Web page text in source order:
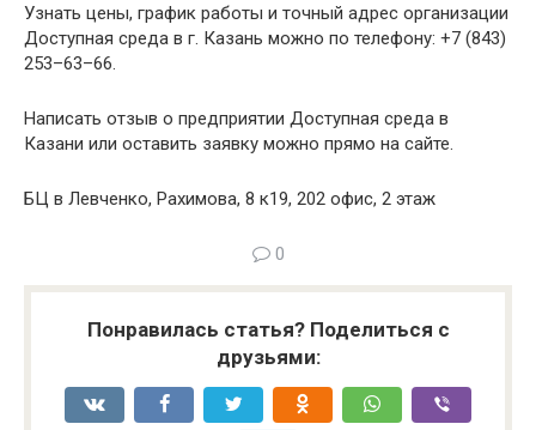
Узнать цены, график работы и точный адрес организации
Доступная среда в г. Казань можно по телефону: +7 (843)
253–63–66.
Написать отзыв о предприятии Доступная среда в
Казани или оставить заявку можно прямо на сайте.
БЦ в Левченко, Рахимова, 8 к19, 202 офис, 2 этаж
0
Понравилась статья? Поделиться с
друзьями: